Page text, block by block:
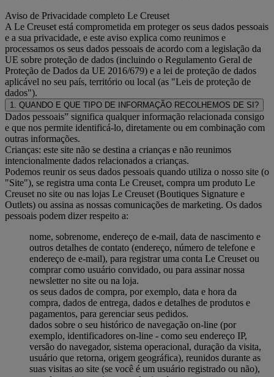
Aviso de Privacidade completo Le Creuset
A Le Creuset está comprometida em proteger os seus dados pessoais
e a sua privacidade, e este aviso explica como reunimos e
processamos os seus dados pessoais de acordo com a legislação da
UE sobre proteção de dados (incluindo o Regulamento Geral de
Proteção de Dados da UE 2016/679) e a lei de proteção de dados
aplicável no seu país, território ou local (as "Leis de proteção de
dados").
1. QUANDO E QUE TIPO DE INFORMAÇÃO RECOLHEMOS DE SI?
Dados pessoais” significa qualquer informação relacionada consigo
e que nos permite identificá-lo, diretamente ou em combinação com
outras informações.
Crianças: este site não se destina a crianças e não reunimos
intencionalmente dados relacionados a crianças.
Podemos reunir os seus dados pessoais quando utiliza o nosso site (o
"Site"), se registra uma conta Le Creuset, compra um produto Le
Creuset no site ou nas lojas Le Creuset (Boutiques Signature e
Outlets) ou assina as nossas comunicações de marketing. Os dados
pessoais podem dizer respeito a:
nome, sobrenome, endereço de e-mail, data de nascimento e
outros detalhes de contato (endereço, número de telefone e
endereço de e-mail), para registrar uma conta Le Creuset ou
comprar como usuário convidado, ou para assinar nossa
newsletter no site ou na loja.
os seus dados de compra, por exemplo, data e hora da
compra, dados de entrega, dados e detalhes de produtos e
pagamentos, para gerenciar seus pedidos.
dados sobre o seu histórico de navegação on-line (por
exemplo, identificadores on-line - como seu endereço IP,
versão do navegador, sistema operacional, duração da visita,
usuário que retorna, origem geográfica), reunidos durante as
suas visitas ao site (se você é um usuário registrado ou não),